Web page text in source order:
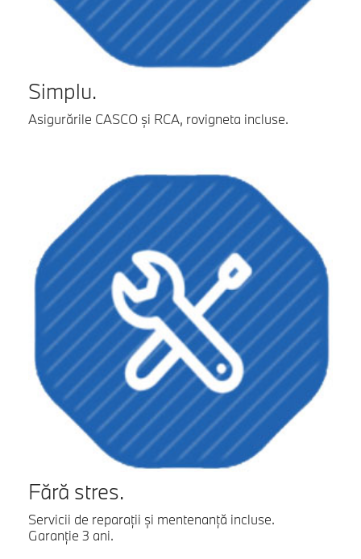
Simplu.
Asigurările CASCO și RCA, rovigneta incluse.
Fără stres.
Servicii de reparaţii şi mentenanţă incluse.
Garanţie 3 ani.